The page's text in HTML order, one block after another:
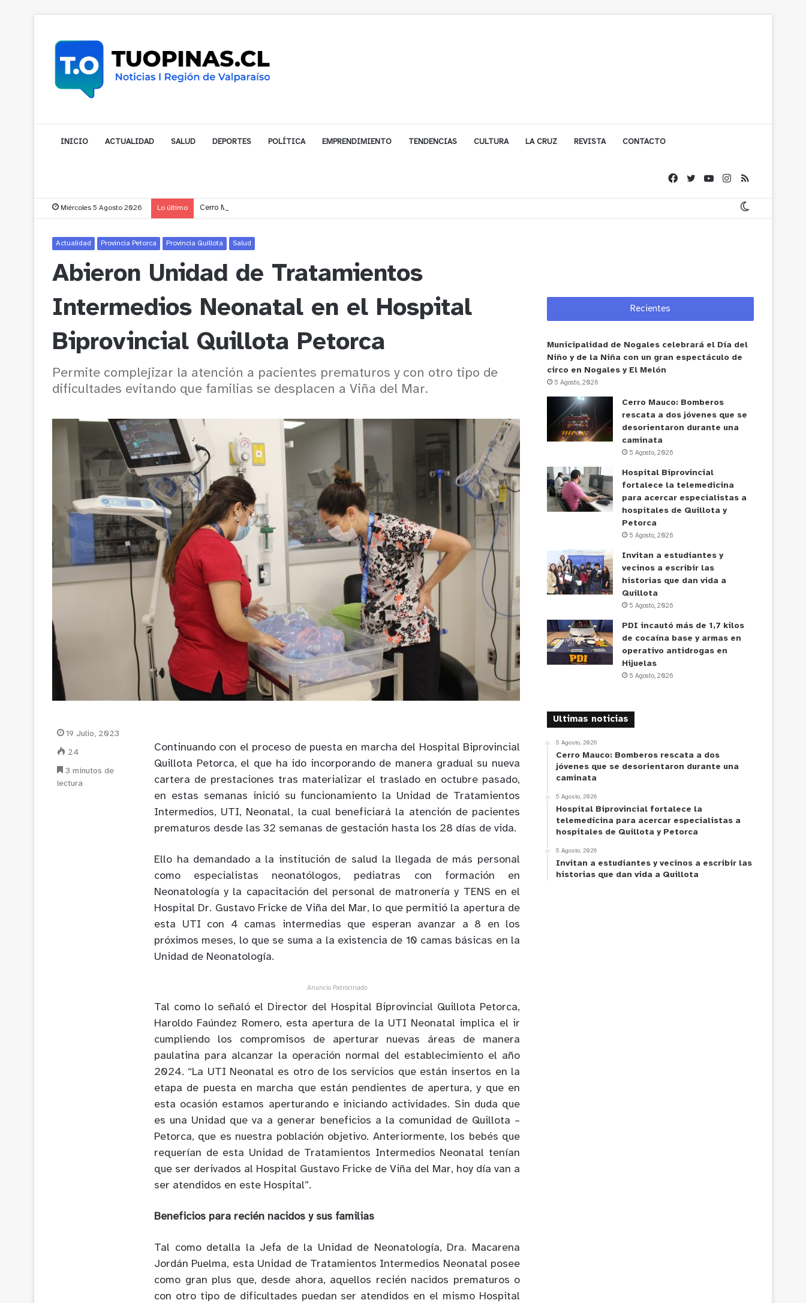
INICIO ACTUALIDAD SALUD DEPORTES POLÍTICA EMPRENDIMIENTO TENDENCIAS CULTURA LA CRUZ REVISTA CONTACTO
Miércoles 5 Agosto 2026 Lo último Cerro Mauco: Bomberos rescata a dos jóvenes que se desorientaron durante una caminata
Actualidad Provincia Petorca Provincia Quillota Salud
Abieron Unidad de Tratamientos
Intermedios Neonatal en el Hospital
Biprovincial Quillota Petorca
Permite complejizar la atención a pacientes prematuros y con otro tipo de
dificultades evitando que familias se desplacen a Viña del Mar.
Continuando con el proceso de puesta en marcha del Hospital Biprovincial
Quillota Petorca, el que ha ido incorporando de manera gradual su nueva
cartera de prestaciones tras materializar el traslado en octubre pasado,
en estas semanas inició su funcionamiento la Unidad de Tratamientos
Intermedios, UTI, Neonatal, la cual beneficiará la atención de pacientes
prematuros desde las 32 semanas de gestación hasta los 28 días de vida.
Ello ha demandado a la institución de salud la llegada de más personal
como especialistas neonatólogos, pediatras con formación en
Neonatología y la capacitación del personal de matronería y TENS en el
Hospital Dr. Gustavo Fricke de Viña del Mar, lo que permitió la apertura de
esta UTI con 4 camas intermedias que esperan avanzar a 8 en los
próximos meses, lo que se suma a la existencia de 10 camas básicas en la
Unidad de Neonatología.
Anuncio Patrocinado
Tal como lo señaló el Director del Hospital Biprovincial Quillota Petorca,
Haroldo Faúndez Romero, esta apertura de la UTI Neonatal implica el ir
cumpliendo los compromisos de aperturar nuevas áreas de manera
paulatina para alcanzar la operación normal del establecimiento el año
2024. “La UTI Neonatal es otro de los servicios que están insertos en la
etapa de puesta en marcha que están pendientes de apertura, y que en
esta ocasión estamos aperturando e iniciando actividades. Sin duda que
es una Unidad que va a generar beneficios a la comunidad de Quillota –
Petorca, que es nuestra población objetivo. Anteriormente, los bebés que
requerían de esta Unidad de Tratamientos Intermedios Neonatal tenían
que ser derivados al Hospital Gustavo Fricke de Viña del Mar, hoy día van a
ser atendidos en este Hospital”.
Beneficios para recién nacidos y sus familias
Tal como detalla la Jefa de la Unidad de Neonatología, Dra. Macarena
Jordán Puelma, esta Unidad de Tratamientos Intermedios Neonatal posee
como gran plus que, desde ahora, aquellos recién nacidos prematuros o
con otro tipo de dificultades puedan ser atendidos en el mismo Hospital
19 Julio, 2023
24
3 minutos de
lectura
Recientes
Municipalidad de Nogales celebrará el Día del
Niño y de la Niña con un gran espectáculo de
circo en Nogales y El Melón
5 Agosto, 2026
Cerro Mauco: Bomberos
rescata a dos jóvenes que se
desorientaron durante una
caminata
5 Agosto, 2026
Hospital Biprovincial
fortalece la telemedicina
para acercar especialistas a
hospitales de Quillota y
Petorca
5 Agosto, 2026
Invitan a estudiantes y
vecinos a escribir las
historias que dan vida a
Quillota
5 Agosto, 2026
PDI incautó más de 1,7 kilos
de cocaína base y armas en
operativo antidrogas en
Hijuelas
5 Agosto, 2026
Ultimas noticias
5 Agosto, 2026
Cerro Mauco: Bomberos rescata a dos
jóvenes que se desorientaron durante una
caminata
5 Agosto, 2026
Hospital Biprovincial fortalece la
telemedicina para acercar especialistas a
hospitales de Quillota y Petorca
5 Agosto, 2026
Invitan a estudiantes y vecinos a escribir las
historias que dan vida a Quillota